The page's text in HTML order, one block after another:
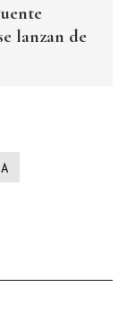
lanzan de